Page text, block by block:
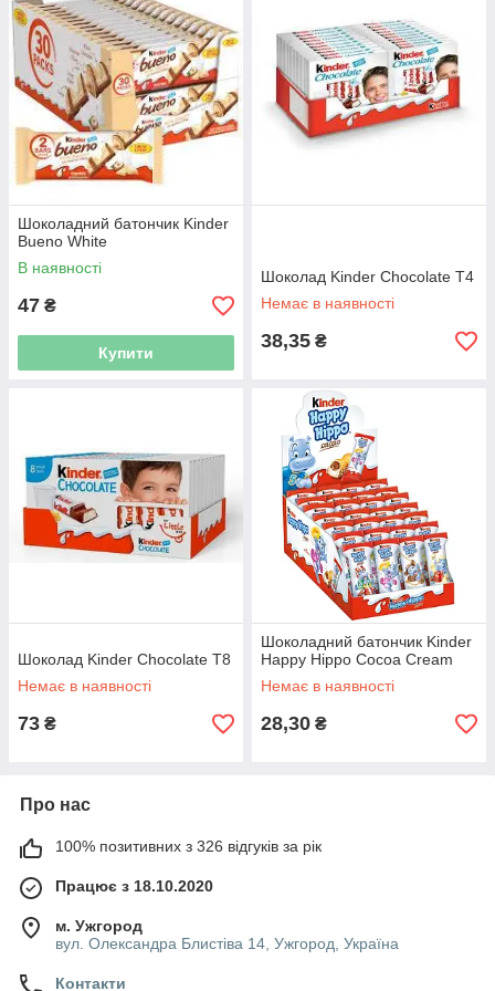
Шоколадний батончик Kinder
Bueno White
В наявності
47 ₴
Купити
Шоколад Kinder Chocolate Т4
Немає в наявності
38,35 ₴
Шоколад Kinder Chocolate Т8
Немає в наявності
73 ₴
Шоколадний батончик Kinder
Happy Hippo Cocoa Cream
Немає в наявності
28,30 ₴
Про нас
100% позитивних з 326 відгуків за рік
Працює з 18.10.2020
м. Ужгород
вул. Олександра Блистіва 14, Ужгород, Україна
Контакти